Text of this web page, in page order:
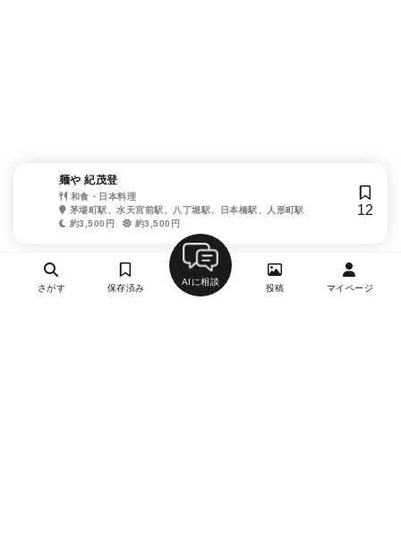
麺や 紀茂登
和食・日本料理
茅場町駅、水天宮前駅、八丁堀駅、日本橋駅、人形町駅
約3,500円
約3,500円
12
さがす 保存済み
AIに相談
投稿 マイページ